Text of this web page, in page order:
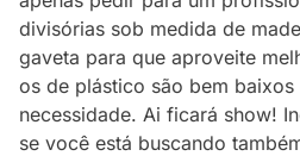
divisórias sob medida de
gaveta para que aproveite
os de plástico são bem baixos
necessidade. Ai ficará show!
se você está buscando